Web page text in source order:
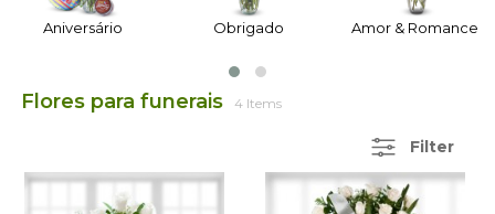
Aniversário Obrigado Amor & Romance
Flores para funerais 4 Items
Filter